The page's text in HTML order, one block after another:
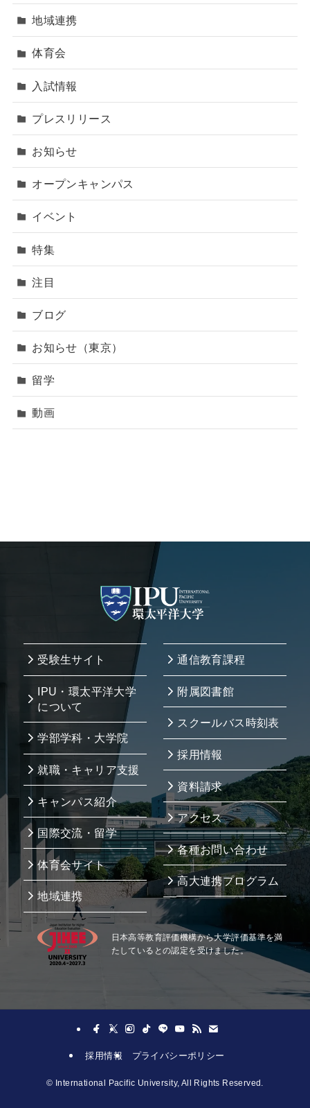
地域連携
体育会
入試情報
プレスリリース
お知らせ
オープンキャンパス
イベント
特集
注目
ブログ
お知らせ（東京）
留学
動画
受験生サイト
IPU・環太平洋大学
について
学部学科・大学院
就職・キャリア支援
キャンパス紹介
国際交流・留学
体育会サイト
地域連携
通信教育課程
附属図書館
スクールバス時刻表
採用情報
資料請求
アクセス
各種お問い合わせ
高大連携プログラム
日本高等教育評価機構から大学評価基準を満
たしているとの認定を受けました。
採用情報 プライバシーポリシー
© International Pacific University, All Rights Reserved.